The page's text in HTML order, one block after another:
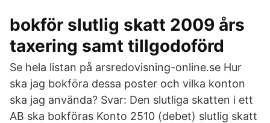
bokför slutlig skatt 2009 års
taxering samt tillgodoförd
Se hela listan på arsredovisning-online.se Hur
ska jag bokföra dessa poster och vilka konton
ska jag använda? Svar: Den slutliga skatten i ett
AB ska bokföras Konto 2510 (debet) slutlig skatt